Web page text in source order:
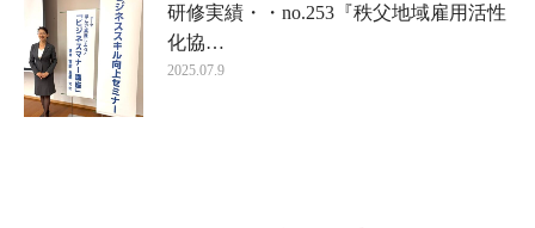
研修実績・・no.253『秩父地域雇用活性
化協…
2025.07.9